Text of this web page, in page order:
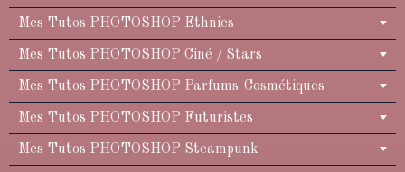
Mes Tutos PHOTOSHOP Ethnies
Mes Tutos PHOTOSHOP Ciné / Stars
Mes Tutos PHOTOSHOP Parfums-Cosmétiques
Mes Tutos PHOTOSHOP Futuristes
Mes Tutos PHOTOSHOP Steampunk